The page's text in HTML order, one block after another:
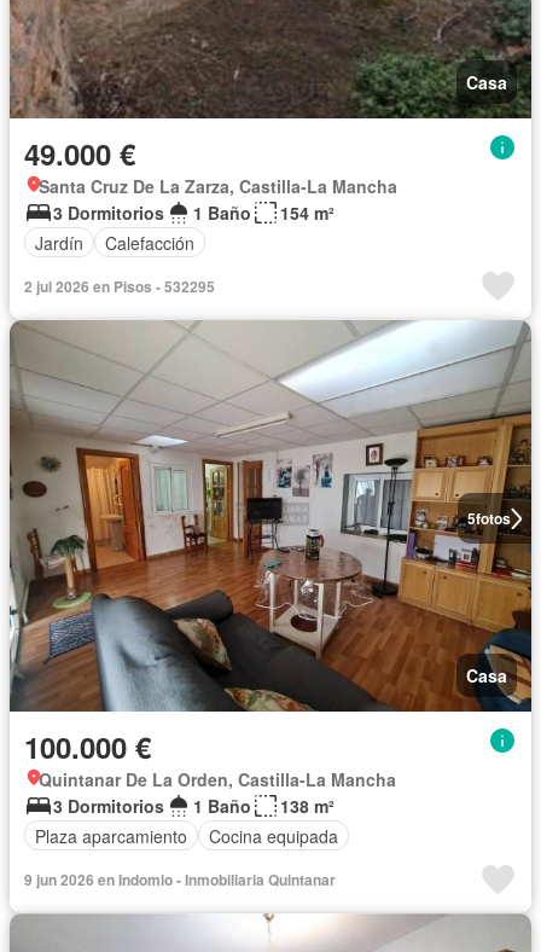
Casa
49.000 €
Santa Cruz De La Zarza, Castilla-La Mancha
3 Dormitorios
1 Baño
154 m²
Jardín
Calefacción
2 jul 2026 en Pisos - 532295
5fotos
Casa
100.000 €
Quintanar De La Orden, Castilla-La Mancha
3 Dormitorios
1 Baño
138 m²
Plaza aparcamiento
Cocina equipada
9 jun 2026 en Indomio - Inmobiliaria Quintanar